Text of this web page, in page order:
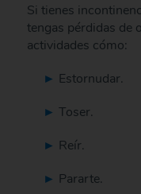
Si tienes
tengas pérdidas de
actividades cómo:
Estornudar.
Toser.
Reír.
Pararte.